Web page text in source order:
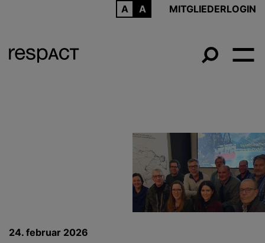
MITGLIEDERLOGIN
24. februar 2026